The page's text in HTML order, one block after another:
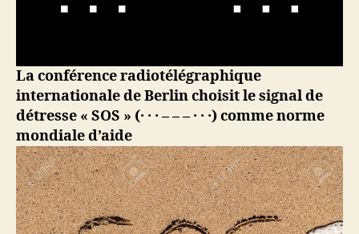
La conférence radiotélégraphique
internationale de Berlin choisit le signal de
détresse « SOS » (· · · – – – · · ·) comme norme
mondiale d’aide